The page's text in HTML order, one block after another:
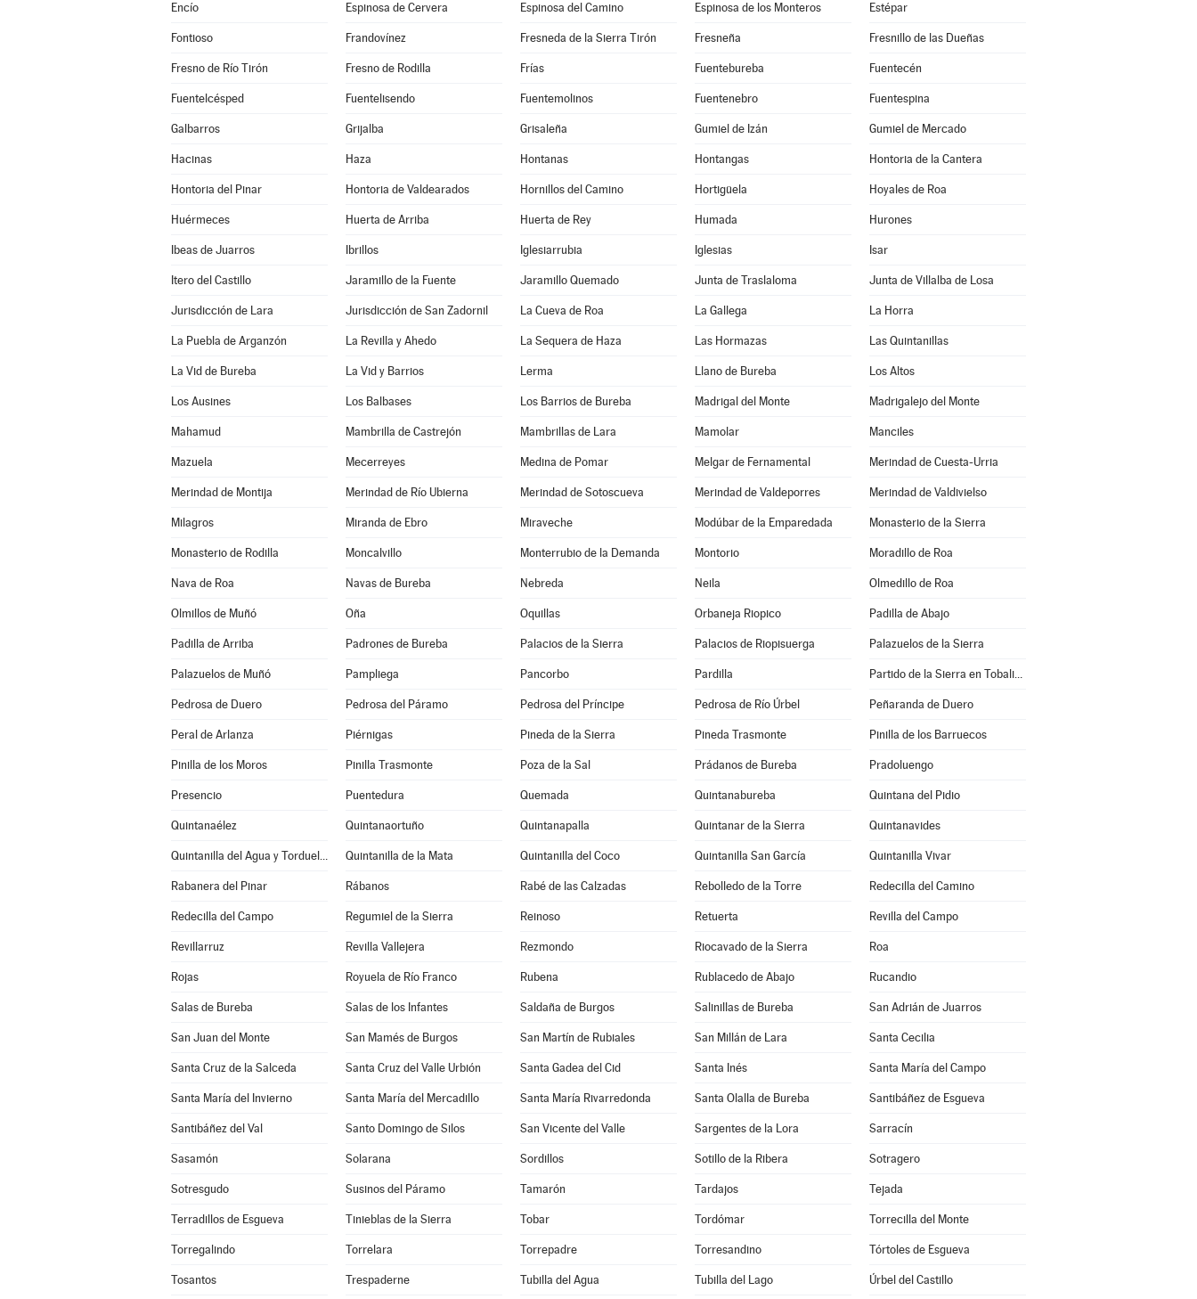
Encío Espinosa de Cervera Espinosa del Camino Espinosa de los Monteros Estépar
Fontioso Frandovínez Fresneda de la Sierra Tirón Fresneña Fresnillo de las Dueñas
Fresno de Río Tirón Fresno de Rodilla Frías Fuentebureba Fuentecén
Fuentelcésped Fuentelisendo Fuentemolinos Fuentenebro Fuentespina
Galbarros Grijalba Grisaleña Gumiel de Izán Gumiel de Mercado
Hacinas Haza Hontanas Hontangas Hontoria de la Cantera
Hontoria del Pinar Hontoria de Valdearados Hornillos del Camino Hortigüela Hoyales de Roa
Huérmeces Huerta de Arriba Huerta de Rey Humada Hurones
Ibeas de Juarros Ibrillos Iglesiarrubia Iglesias Isar
Itero del Castillo Jaramillo de la Fuente Jaramillo Quemado Junta de Traslaloma Junta de Villalba de Losa
Jurisdicción de Lara Jurisdicción de San Zadornil La Cueva de Roa La Gallega La Horra
La Puebla de Arganzón La Revilla y Ahedo La Sequera de Haza Las Hormazas Las Quintanillas
La Vid de Bureba La Vid y Barrios Lerma Llano de Bureba Los Altos
Los Ausines Los Balbases Los Barrios de Bureba Madrigal del Monte Madrigalejo del Monte
Mahamud Mambrilla de Castrejón Mambrillas de Lara Mamolar Manciles
Mazuela Mecerreyes Medina de Pomar Melgar de Fernamental Merindad de Cuesta-Urria
Merindad de Montija Merindad de Río Ubierna Merindad de Sotoscueva Merindad de Valdeporres Merindad de Valdivielso
Milagros Miranda de Ebro Miraveche Modúbar de la Emparedada Monasterio de la Sierra
Monasterio de Rodilla Moncalvillo Monterrubio de la Demanda Montorio Moradillo de Roa
Nava de Roa Navas de Bureba Nebreda Neila Olmedillo de Roa
Olmillos de Muñó Oña Oquillas Orbaneja Riopico Padilla de Abajo
Padilla de Arriba Padrones de Bureba Palacios de la Sierra Palacios de Riopisuerga Palazuelos de la Sierra
Palazuelos de Muñó Pampliega Pancorbo Pardilla Partido de la Sierra en Tobalina
Pedrosa de Duero Pedrosa del Páramo Pedrosa del Príncipe Pedrosa de Río Úrbel Peñaranda de Duero
Peral de Arlanza Piérnigas Pineda de la Sierra Pineda Trasmonte Pinilla de los Barruecos
Pinilla de los Moros Pinilla Trasmonte Poza de la Sal Prádanos de Bureba Pradoluengo
Presencio Puentedura Quemada Quintanabureba Quintana del Pidio
Quintanaélez Quintanaortuño Quintanapalla Quintanar de la Sierra Quintanavides
Quintanilla del Agua y Tordueles Quintanilla de la Mata Quintanilla del Coco Quintanilla San García Quintanilla Vivar
Rabanera del Pinar Rábanos Rabé de las Calzadas Rebolledo de la Torre Redecilla del Camino
Redecilla del Campo Regumiel de la Sierra Reinoso Retuerta Revilla del Campo
Revillarruz Revilla Vallejera Rezmondo Riocavado de la Sierra Roa
Rojas Royuela de Río Franco Rubena Rublacedo de Abajo Rucandio
Salas de Bureba Salas de los Infantes Saldaña de Burgos Salinillas de Bureba San Adrián de Juarros
San Juan del Monte San Mamés de Burgos San Martín de Rubiales San Millán de Lara Santa Cecilia
Santa Cruz de la Salceda Santa Cruz del Valle Urbión Santa Gadea del Cid Santa Inés Santa María del Campo
Santa María del Invierno Santa María del Mercadillo Santa María Rivarredonda Santa Olalla de Bureba Santibáñez de Esgueva
Santibáñez del Val Santo Domingo de Silos San Vicente del Valle Sargentes de la Lora Sarracín
Sasamón Solarana Sordillos Sotillo de la Ribera Sotragero
Sotresgudo Susinos del Páramo Tamarón Tardajos Tejada
Terradillos de Esgueva Tinieblas de la Sierra Tobar Tordómar Torrecilla del Monte
Torregalindo Torrelara Torrepadre Torresandino Tórtoles de Esgueva
Tosantos Trespaderne Tubilla del Agua Tubilla del Lago Úrbel del Castillo